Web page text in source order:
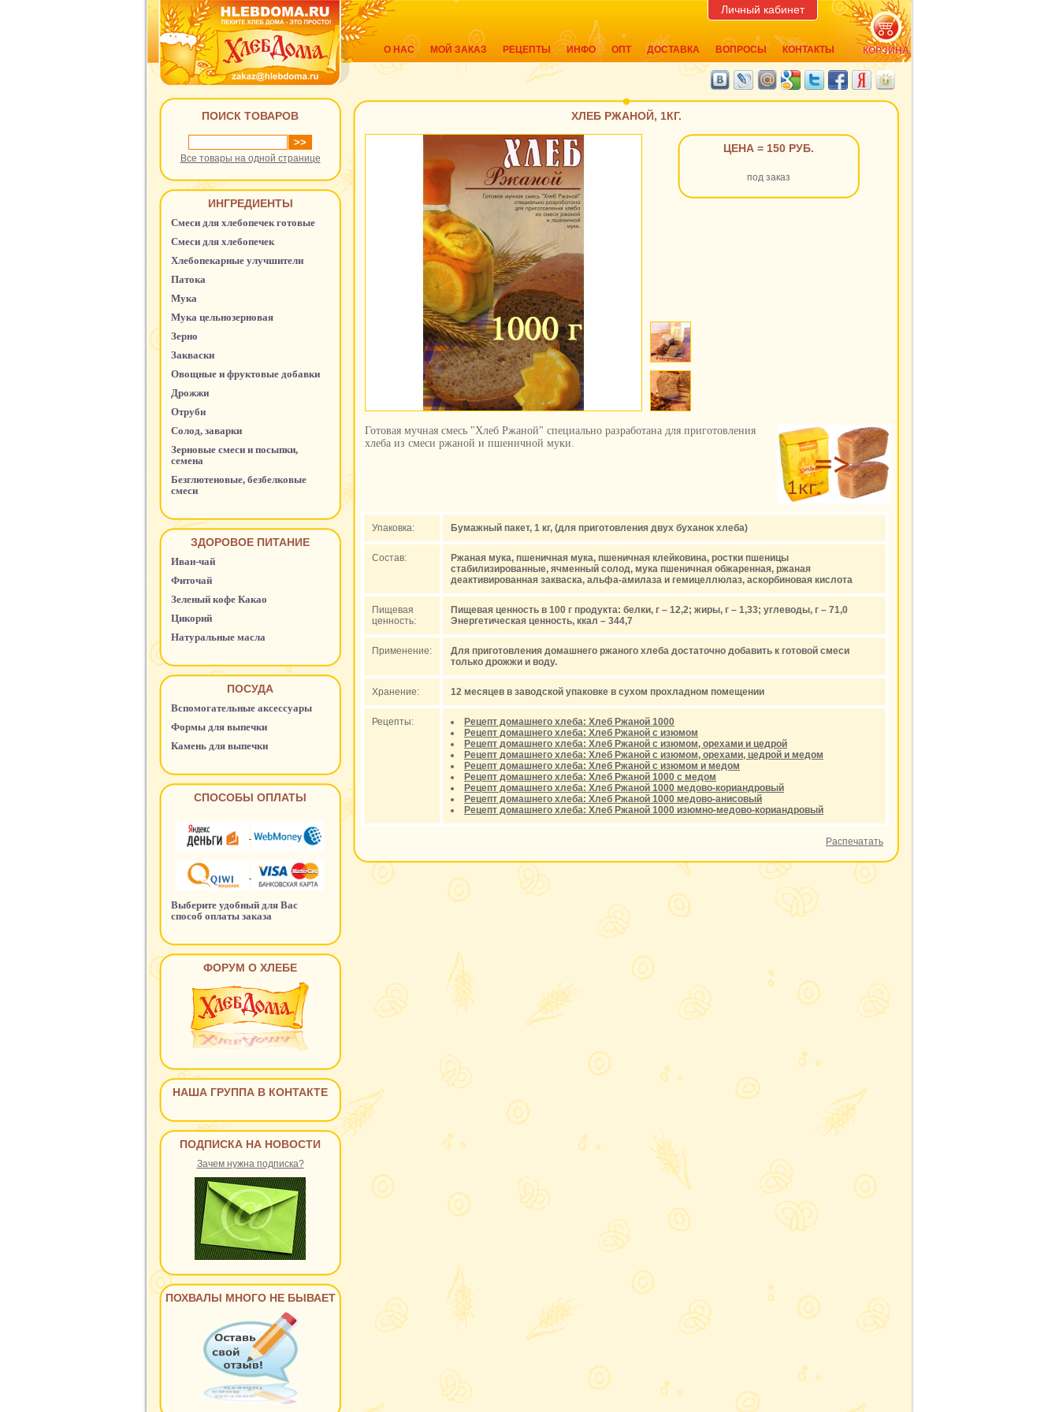
Личный кабинет
О НАС МОЙ ЗАКАЗ РЕЦЕПТЫ ИНФО ОПТ ДОСТАВКА ВОПРОСЫ КОНТАКТЫ КОРЗИНА
ПОИСК ТОВАРОВ
Все товары на одной странице
ИНГРЕДИЕНТЫ
Смеси для хлебопечек готовые
Смеси для хлебопечек
Хлебопекарные улучшители
Патока
Мука
Мука цельнозерновая
Зерно
Закваски
Овощные и фруктовые добавки
Дрожжи
Отруби
Солод, заварки
Зерновые смеси и посыпки,
семена
Безглютеновые, безбелковые
смеси
ЗДОРОВОЕ ПИТАНИЕ
Иван-чай
Фиточай
Зеленый кофе Какао
Цикорий
Натуральные масла
ПОСУДА
Вспомогательные аксессуары
Формы для выпечки
Камень для выпечки
СПОСОБЫ ОПЛАТЫ
Выберите удобный для Вас
способ оплаты заказа
ФОРУМ О ХЛЕБЕ
НАША ГРУППА В КОНТАКТЕ
ПОДПИСКА НА НОВОСТИ
Зачем нужна подписка?
ПОХВАЛЫ МНОГО НЕ БЫВАЕТ
ХЛЕБ РЖАНОЙ, 1КГ.
ЦЕНА = 150 РУБ.
под заказ
Готовая мучная смесь "Хлеб Ржаной" специально разработана для приготовления
хлеба из смеси ржаной и пшеничной муки.
Упаковка: Бумажный пакет, 1 кг, (для приготовления двух буханок хлеба)
Состав:
Ржаная мука, пшеничная мука, пшеничная клейковина, ростки пшеницы
стабилизированные, ячменный солод, мука пшеничная обжаренная, ржаная
деактивированная закваска, альфа-амилаза и гемицеллюлаз, аскорбиновая кислота
Пищевая
ценность:
Пищевая ценность в 100 г продукта: белки, г – 12,2; жиры, г – 1,33; углеводы, г – 71,0
Энергетическая ценность, ккал – 344,7
Применение:
Для приготовления домашнего ржаного хлеба достаточно добавить к готовой смеси
только дрожжи и воду.
Хранение: 12 месяцев в заводской упаковке в сухом прохладном помещении
Рецепты:
Рецепт домашнего хлеба: Хлеб Ржаной 1000
Рецепт домашнего хлеба: Хлеб Ржаной с изюмом
Рецепт домашнего хлеба: Хлеб Ржаной с изюмом, орехами и цедрой
Рецепт домашнего хлеба: Хлеб Ржаной с изюмом, орехами, цедрой и медом
Рецепт домашнего хлеба: Хлеб Ржаной с изюмом и медом
Рецепт домашнего хлеба: Хлеб Ржаной 1000 с медом
Рецепт домашнего хлеба: Хлеб Ржаной 1000 медово-кориандровый
Рецепт домашнего хлеба: Хлеб Ржаной 1000 медово-анисовый
Рецепт домашнего хлеба: Хлеб Ржаной 1000 изюмно-медово-кориандровый
Распечатать